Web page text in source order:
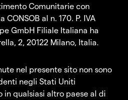
Comunitarie con
al n. 170. P. IVA
GmbH Filiale Italiana ha
2, 20122 Milano, Italia.
nel presente sito non sono
negli Stati Uniti
in qualsiasi altro paese al di